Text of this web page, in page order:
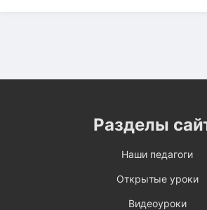
Разделы
Наши педагоги
Открытые уроки
Видеоуроки